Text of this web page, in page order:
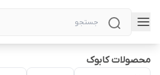
محصولات کابوک